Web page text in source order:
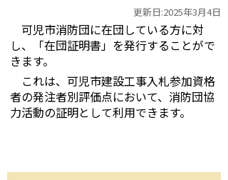
更新日:2025年3月4日
可児市消防団に在団している方に対
し、「在団証明書」を発行することがで
きます。
これは、可児市建設工事入札参加資格
者の発注者別評価点において、消防団協
力活動の証明として利用できます。